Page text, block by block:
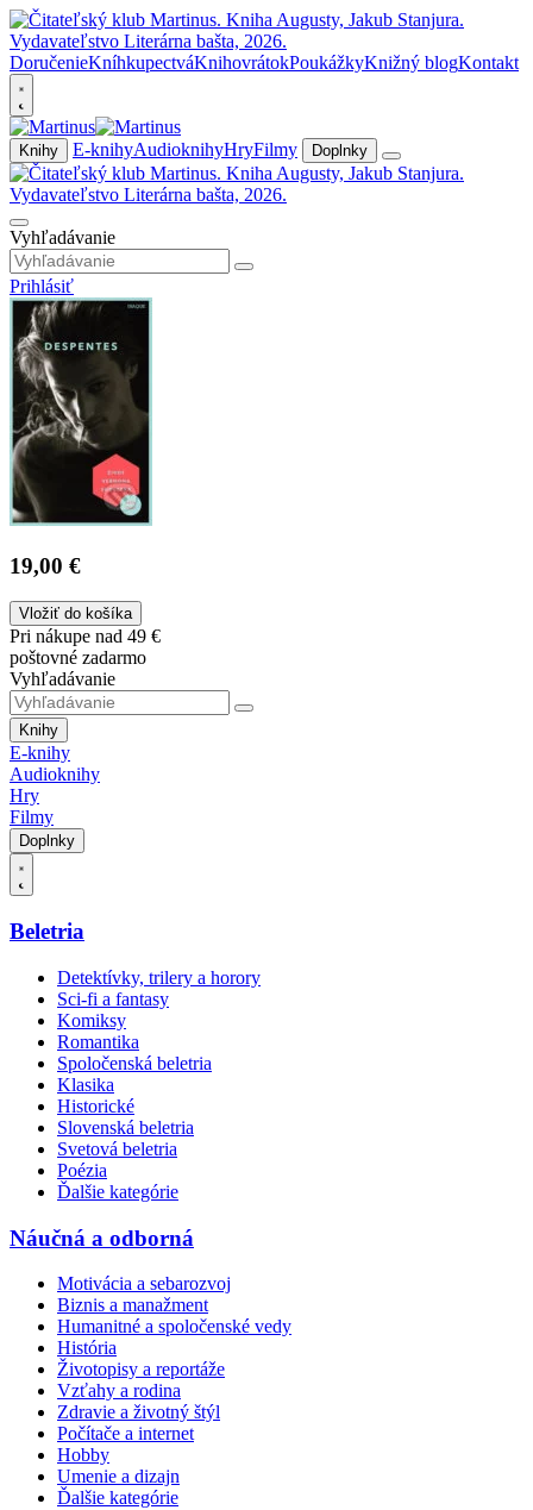
DoručenieKníhkupectváKnihovrátokPoukážkyKnižný blogKontakt
Knihy E-knihyAudioknihyHryFilmy Doplnky
Vyhľadávanie
Prihlásiť
19,00 €
Vložiť do košíka
Pri nákupe nad 49 €
poštovné zadarmo
Vyhľadávanie
Knihy
E-knihy
Audioknihy
Hry
Filmy
Doplnky
Beletria
Detektívky, trilery a horory
Sci-fi a fantasy
Komiksy
Romantika
Spoločenská beletria
Klasika
Historické
Slovenská beletria
Svetová beletria
Poézia
Ďalšie kategórie
Náučná a odborná
Motivácia a sebarozvoj
Biznis a manažment
Humanitné a spoločenské vedy
História
Životopisy a reportáže
Vzťahy a rodina
Zdravie a životný štýl
Počítače a internet
Hobby
Umenie a dizajn
Ďalšie kategórie